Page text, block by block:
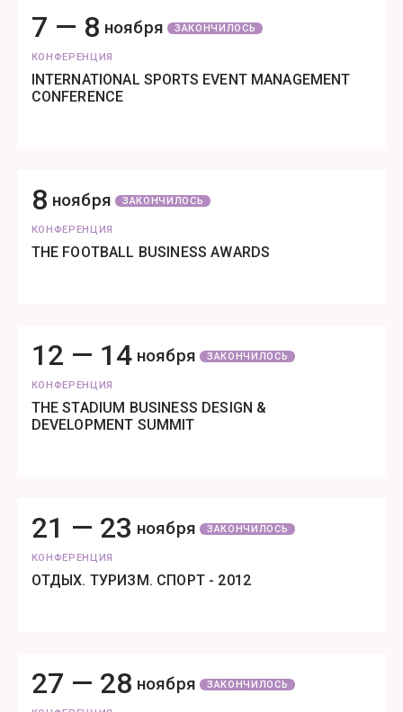
7 — 8 ноября ЗАКОНЧИЛОСЬ
КОНФЕРЕНЦИЯ
INTERNATIONAL SPORTS EVENT MANAGEMENT
CONFERENCE
8 ноября ЗАКОНЧИЛОСЬ
КОНФЕРЕНЦИЯ
THE FOOTBALL BUSINESS AWARDS
12 — 14ноября ЗАКОНЧИЛОСЬ
КОНФЕРЕНЦИЯ
THE STADIUM BUSINESS DESIGN &
DEVELOPMENT SUMMIT
21 — 23 ноября ЗАКОНЧИЛОСЬ
КОНФЕРЕНЦИЯ
ОТДЫХ. ТУРИЗМ. СПОРТ - 2012
27 — 28 ноября ЗАКОНЧИЛОСЬ